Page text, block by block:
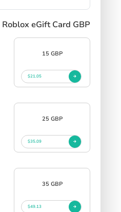
eGift Card GBP
15 GBP
$21.05
25 GBP
$35.09
35 GBP
$49.13